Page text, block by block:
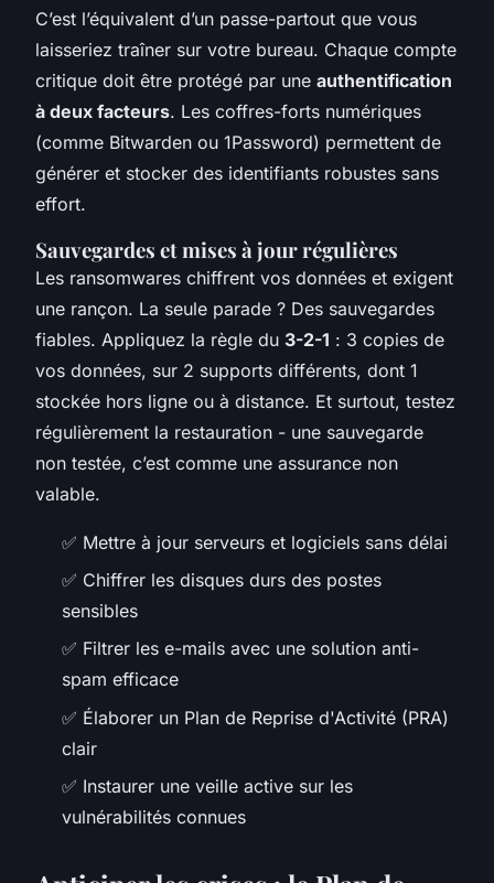
C’est l’équivalent d’un passe-partout que vous
laisseriez traîner sur votre bureau. Chaque compte
critique doit être protégé par une authentification
à deux facteurs. Les coffres-forts numériques
(comme Bitwarden ou 1Password) permettent de
générer et stocker des identifiants robustes sans
effort.
Sauvegardes et mises à jour régulières
Les ransomwares chiffrent vos données et exigent
une rançon. La seule parade ? Des sauvegardes
fiables. Appliquez la règle du 3-2-1 : 3 copies de
vos données, sur 2 supports différents, dont 1
stockée hors ligne ou à distance. Et surtout, testez
régulièrement la restauration - une sauvegarde
non testée, c’est comme une assurance non
valable.
✅ Mettre à jour serveurs et logiciels sans délai
✅ Chiffrer les disques durs des postes
sensibles
✅ Filtrer les e-mails avec une solution anti-
spam efficace
✅ Élaborer un Plan de Reprise d'Activité (PRA)
clair
✅ Instaurer une veille active sur les
vulnérabilités connues